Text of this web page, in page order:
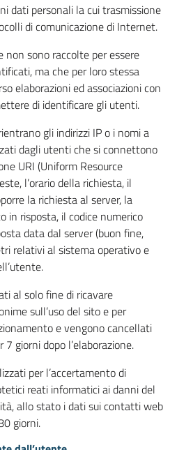
dati personali la cui trasmissione
di comunicazione di Internet.
sono raccolte per essere
ma che per loro stessa
elaborazioni ed associazioni con
di identificare gli utenti.
gli indirizzi IP o i nomi a
dagli utenti che si connettono
URI (Uniform Resource
l’orario della richiesta, il
la richiesta al server, la
in risposta, il codice numerico
data dal server (buon fine,
relativi al sistema operativo e
al solo fine di ricavare
sull’uso del sito e per
e vengono cancellati
giorni dopo l’elaborazione.
per l’accertamento di
reati informatici ai danni del
allo stato i dati sui contatti web
giorni.